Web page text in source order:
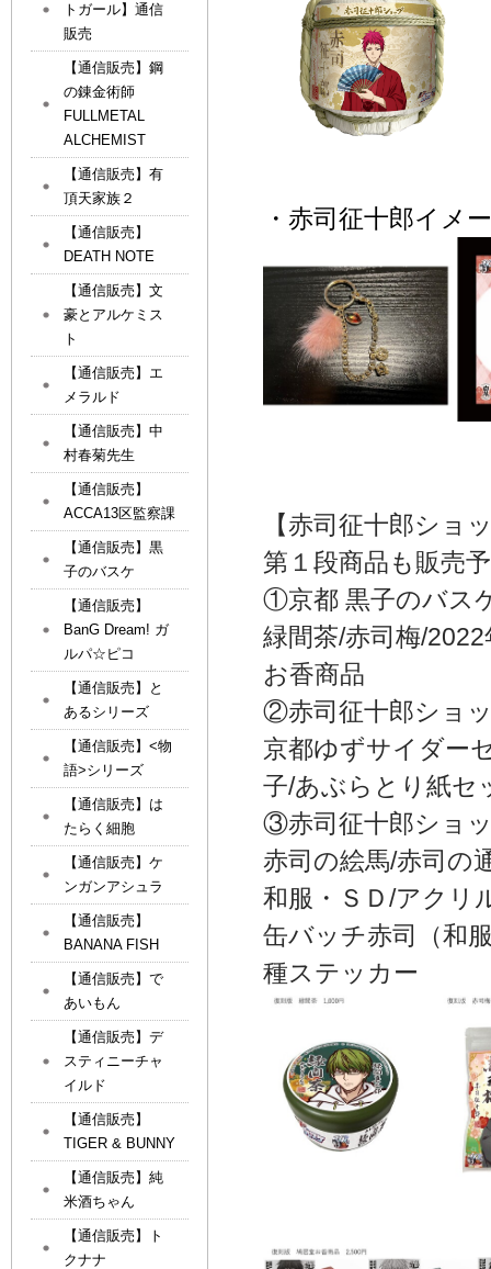
・赤司征十郎イメ
【赤司征十郎ショ
第１段商品も販売
①京都 黒子のバス
緑間茶/赤司梅/
お香商品
②赤司征十郎ショ
京都ゆずサイダー
子/あぶらとり紙セ
③赤司征十郎ショ
赤司の絵馬/赤司の
和服・ＳＤ/アクリ
缶バッチ赤司（和
種ステッカー
トガール】通信
販売
【通信販売】鋼
の錬金術師
FULLMETAL
ALCHEMIST
【通信販売】有
頂天家族２
【通信販売】
DEATH NOTE
【通信販売】文
豪とアルケミス
ト
【通信販売】エ
メラルド
【通信販売】中
村春菊先生
【通信販売】
ACCA13区監察課
【通信販売】黒
子のバスケ
【通信販売】
BanG Dream! ガ
ルパ☆ピコ
【通信販売】と
あるシリーズ
【通信販売】<物
語>シリーズ
【通信販売】は
たらく細胞
【通信販売】ケ
ンガンアシュラ
【通信販売】
BANANA FISH
【通信販売】で
あいもん
【通信販売】デ
スティニーチャ
イルド
【通信販売】
TIGER & BUNNY
【通信販売】純
米酒ちゃん
【通信販売】ト
クナナ